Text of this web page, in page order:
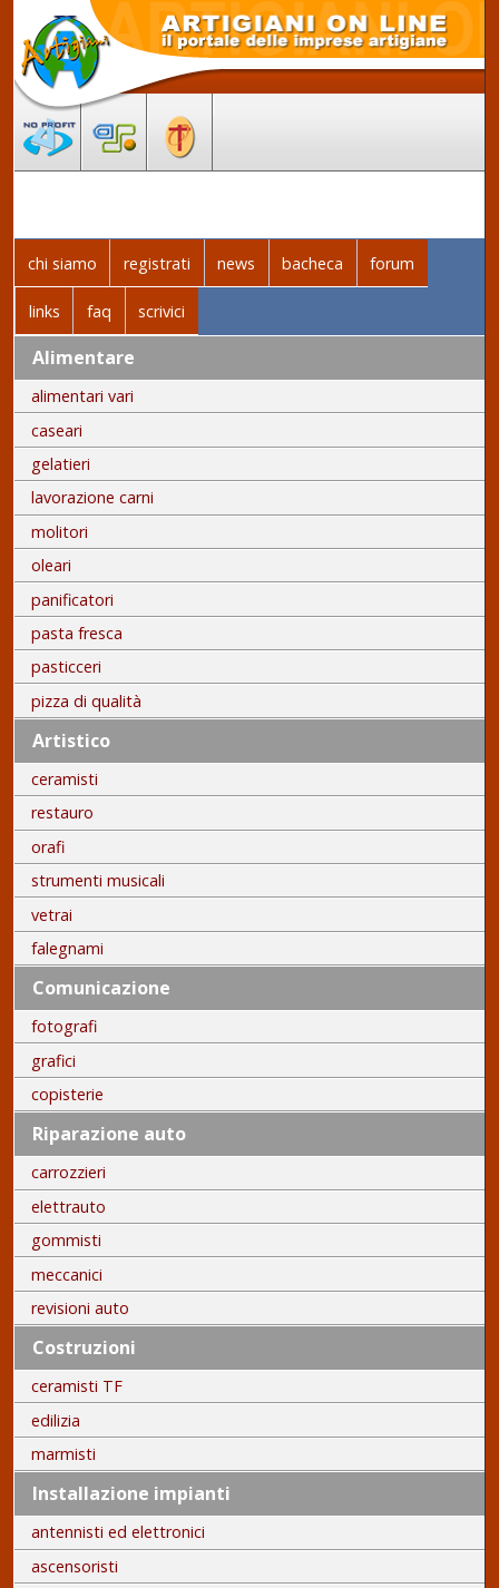
chi siamo registrati news bacheca forum
links faq scrivici
Alimentare
alimentari vari
caseari
gelatieri
lavorazione carni
molitori
oleari
panificatori
pasta fresca
pasticceri
pizza di qualità
Artistico
ceramisti
restauro
orafi
strumenti musicali
vetrai
falegnami
Comunicazione
fotografi
grafici
copisterie
Riparazione auto
carrozzieri
elettrauto
gommisti
meccanici
revisioni auto
Costruzioni
ceramisti TF
edilizia
marmisti
Installazione impianti
antennisti ed elettronici
ascensoristi